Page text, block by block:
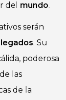
del mundo.
serán
. Su
poderosa
las
de la